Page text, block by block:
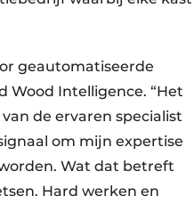
geautomatiseerde
Wood Intelligence. “Het
de ervaren specialist
om mijn expertise
Wat dat betreft
Hard werken en